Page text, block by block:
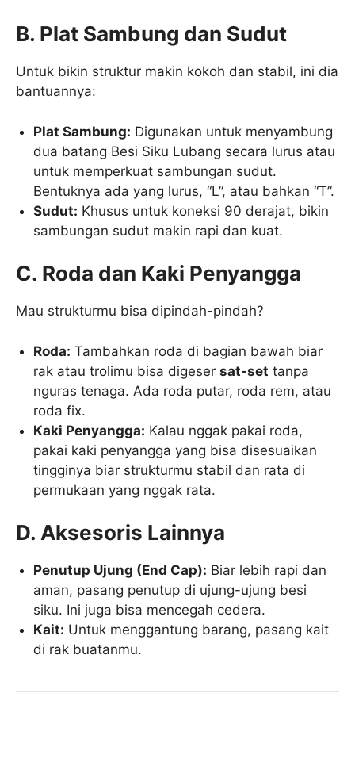
B. Plat Sambung dan Sudut
Untuk bikin struktur makin kokoh dan stabil, ini dia
bantuannya:
Plat Sambung: Digunakan untuk menyambung
dua batang Besi Siku Lubang secara lurus atau
untuk memperkuat sambungan sudut.
Bentuknya ada yang lurus, “L”, atau bahkan “T”.
Sudut: Khusus untuk koneksi 90 derajat, bikin
sambungan sudut makin rapi dan kuat.
C. Roda dan Kaki Penyangga
Mau strukturmu bisa dipindah-pindah?
Roda: Tambahkan roda di bagian bawah biar
rak atau trolimu bisa digesersat-set tanpa
nguras tenaga. Ada roda putar, roda rem, atau
roda fix.
Kaki Penyangga: Kalau nggak pakai roda,
pakai kaki penyangga yang bisa disesuaikan
tingginya biar strukturmu stabil dan rata di
permukaan yang nggak rata.
D. Aksesoris Lainnya
Penutup Ujung (End Cap): Biar lebih rapi dan
aman, pasang penutup di ujung-ujung besi
siku. Ini juga bisa mencegah cedera.
Kait: Untuk menggantung barang, pasang kait
di rak buatanmu.